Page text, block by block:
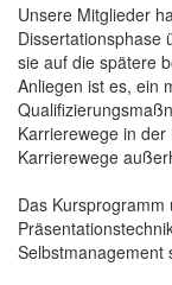
Unsere Mitglieder
Dissertationsphase
sie auf die spätere
Anliegen ist es, ein
Karrierewege in
Karrierewege
Das
Selbstmanagement